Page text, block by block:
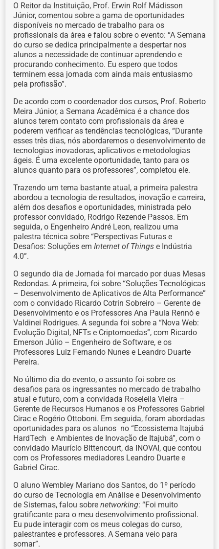
O Reitor da Instituição, Prof. Erwin Rolf Mádisson
Júnior, comentou sobre a gama de oportunidades
disponíveis no mercado de trabalho para os
profissionais da área e falou sobre o evento: “A Semana
do curso se dedica principalmente a despertar nos
alunos a necessidade de continuar aprendendo e
procurando conhecimento. Eu espero que todos
terminem essa jornada com ainda mais entusiasmo
pela profissão”.
De acordo com o coordenador dos cursos, Prof. Roberto
Meira Júnior, a Semana Acadêmica é a chance dos
alunos terem contato com profissionais da área e
poderem verificar as tendências tecnológicas, “Durante
esses três dias, nós abordaremos o desenvolvimento de
tecnologias inovadoras, aplicativos e metodologias
ágeis. É uma excelente oportunidade, tanto para os
alunos quanto para os professores”, completou ele.
Trazendo um tema bastante atual, a primeira palestra
abordou a tecnologia de resultados, inovação e carreira,
além dos desafios e oportunidades, ministrada pelo
professor convidado, Rodrigo Rezende Passos. Em
seguida, o Engenheiro André Leon, realizou uma
palestra técnica sobre “Perspectivas Futuras e
Desafios: Soluções em Internet of Things e Indústria
4.0”.
O segundo dia de Jornada foi marcado por duas Mesas
Redondas. A primeira, foi sobre “Soluções Tecnológicas
– Desenvolvimento de Aplicativos de Alta Performance”
com o convidado Ricardo Cotrin Sobreiro – Gerente de
Desenvolvimento e os Professores Ana Paula Rennó e
Valdinei Rodrigues. A segunda foi sobre a “Nova Web:
Evolução Digital, NFTs e Criptomoedas”, com Ricardo
Emerson Júlio – Engenheiro de Software, e os
Professores Luiz Fernando Nunes e Leandro Duarte
Pereira.
No último dia do evento, o assunto foi sobre os
desafios para os ingressantes no mercado de trabalho
atual e futuro, com a convidada Roseleila Vieira –
Gerente de Recursos Humanos e os Professores Gabriel
Cirac e Rogério Ottoboni. Em seguida, foram abordadas
oportunidades para os alunos no “Ecossistema Itajubá
HardTech e Ambientes de Inovação de Itajubá”, com o
convidado Maurício Bittencourt, da INOVAI, que contou
com os Professores mediadores Leandro Duarte e
Gabriel Cirac.
O aluno Wembley Mariano dos Santos, do 1º período
do curso de Tecnologia em Análise e Desenvolvimento
de Sistemas, falou sobre networking: “Foi muito
gratificante para o meu desenvolvimento profissional.
Eu pude interagir com os meus colegas do curso,
palestrantes e professores. A Semana veio para
somar”.